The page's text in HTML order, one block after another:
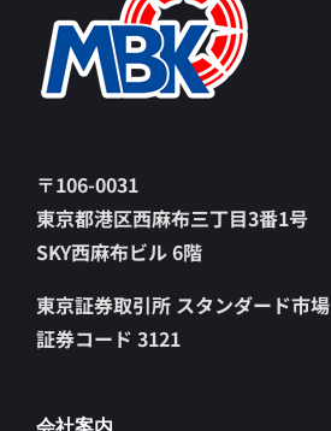
〒106-0031
東京都港区西麻布三丁目3番1号
SKY西麻布ビル 6階
東京証券取引所 スタンダード市場
証券コード 3121
会社案内